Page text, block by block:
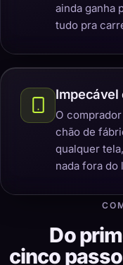
ainda ganha
tudo pra
Impecável
O
chão de
qualquer
nada fora do
Do
cinco